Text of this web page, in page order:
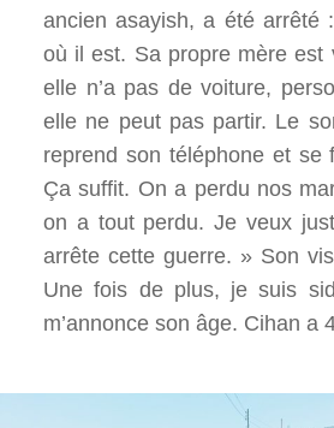
ancien asayish, a été arrêté
où il est. Sa propre mère est
elle n’a pas de voiture,
elle ne peut pas partir. Le
reprend son téléphone et se
Ça suffit. On a perdu nos
on a tout perdu. Je veux
arrête cette guerre. » Son
Une fois de plus, je suis
m’annonce son âge. Cihan a